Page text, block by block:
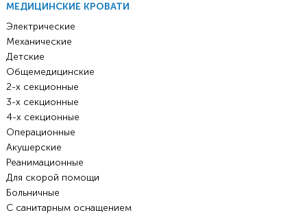
МЕДИЦИНСКИЕ КРОВАТИ
Электрические
Механические
Детские
Общемедицинские
2-х секционные
3-х секционные
4-х секционные
Операционные
Акушерские
Реанимационные
Для скорой помощи
Больничные
С санитарным оснащением